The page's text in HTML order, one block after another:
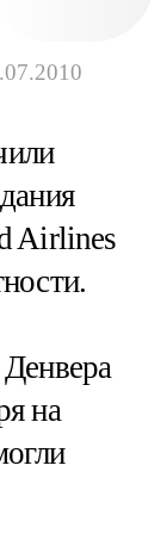
Airlines
на